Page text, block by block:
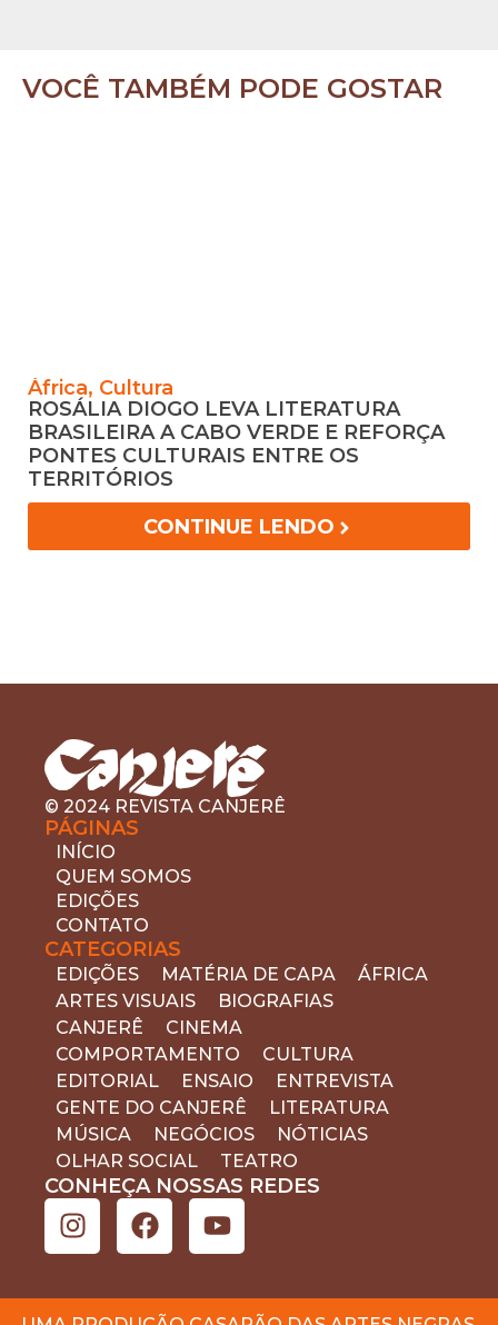
VOCÊ TAMBÉM PODE GOSTAR
África, Cultura
ROSÁLIA DIOGO LEVA LITERATURA
BRASILEIRA A CABO VERDE E REFORÇA
PONTES CULTURAIS ENTRE OS
TERRITÓRIOS
CONTINUE LENDO
© 2024 REVISTA CANJERÊ
PÁGINAS
INÍCIO
QUEM SOMOS
EDIÇÕES
CONTATO
CATEGORIAS
EDIÇÕES MATÉRIA DE CAPA
ÁFRICA
ARTES VISUAIS
BIOGRAFIAS
CANJERÊ
CINEMA
COMPORTAMENTO
CULTURA
EDITORIAL
ENSAIO
ENTREVISTA
GENTE DO CANJERÊ
LITERATURA
MÚSICA
NEGÓCIOS
NÓTICIAS
OLHAR SOCIAL
TEATRO
CONHEÇA NOSSAS REDES